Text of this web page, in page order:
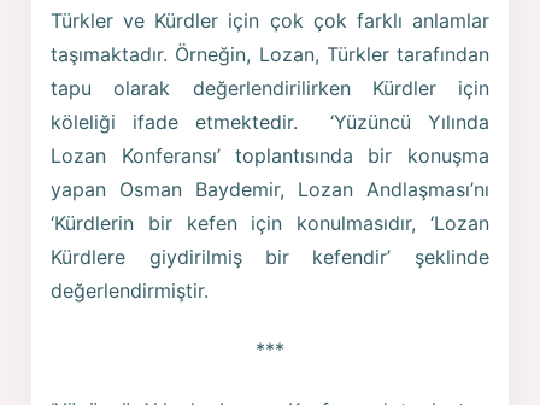
Türkler ve Kürdler için çok çok farklı anlamlar
taşımaktadır. Örneğin, Lozan, Türkler tarafından
tapu olarak değerlendirilirken Kürdler için
köleliği ifade etmektedir. ‘Yüzüncü Yılında
Lozan Konferansı’ toplantısında bir konuşma
yapan Osman Baydemir, Lozan Andlaşması’nı
‘Kürdlerin bir kefen için konulmasıdır, ‘Lozan
Kürdlere giydirilmiş bir kefendir’ şeklinde
değerlendirmiştir.
***